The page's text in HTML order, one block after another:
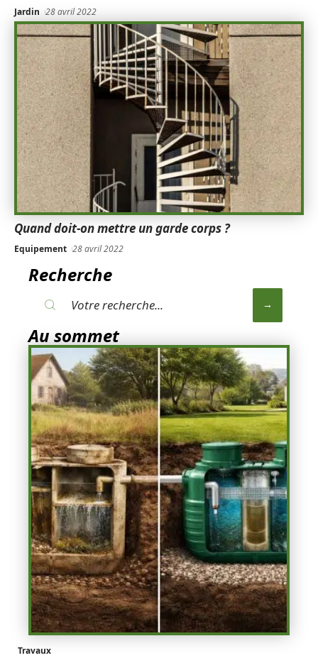
Jardin 28 avril 2022
Quand doit-on mettre un garde corps ?
Equipement 28 avril 2022
Recherche
Au sommet
Travaux